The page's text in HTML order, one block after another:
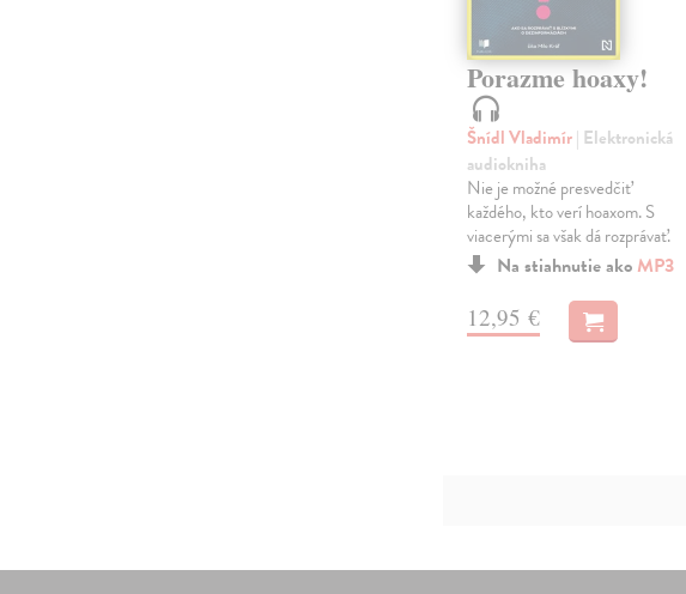
Porazme hoaxy!
Šnídl Vladimír| Elektronická
audiokniha
Nie je možné presvedčiť
každého, kto verí hoaxom. S
viacerými sa však dá rozprávať.
Na stiahnutie ako MP3
12,95 €